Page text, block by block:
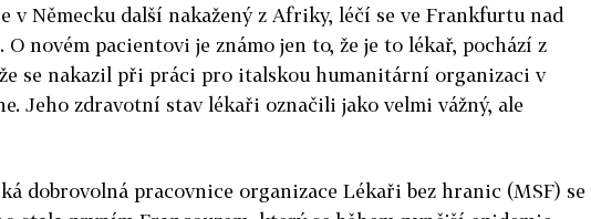
v Německu další nakažený z Afriky, léčí se ve Frankfurtu nad
O novém pacientovi je známo jen to, že je to lékař, pochází z
se nakazil při práci pro italskou humanitární organizaci v
Jeho zdravotní stav lékaři označili jako velmi vážný, ale
dobrovolná pracovnice organizace Lékaři bez hranic (MSF) se